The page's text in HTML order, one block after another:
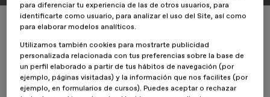
Inicio ESDESIGNERS Ruido
3 Febrero 2023 Samuel Lumbreras
para diferenciar tu experiencia de las de otros usuarios, para
identificarte como usuario, para analizar el uso del Site, así como
para elaborar modelos analíticos.
Utilizamos también cookies para mostrarte publicidad
personalizada relacionada con tus preferencias sobre la base de
un perfil elaborado a partir de tus hábitos de navegación (por
ejemplo, páginas visitadas) y la información que nos facilites (por
ejemplo, en formularios de cursos). Puedes aceptar o rechazar